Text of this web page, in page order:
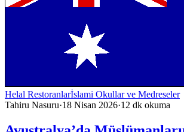
Helal Restoranlarİslami Okullar ve Medreseler
Tahiru Nasuru·18 Nisan 2026·12 dk okuma